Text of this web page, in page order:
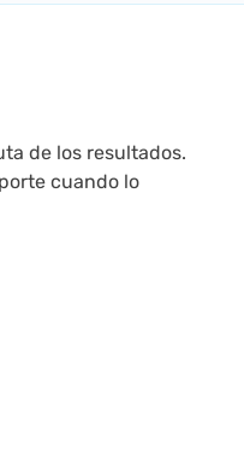
de los resultados.
cuando lo